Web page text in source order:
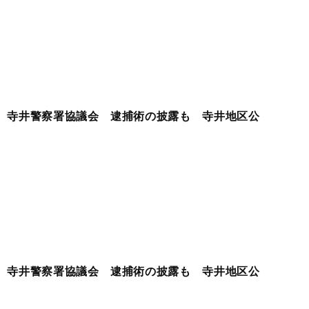
井警察署協議会 逮捕術の披露も 寺井地区公
井警察署協議会 逮捕術の披露も 寺井地区公